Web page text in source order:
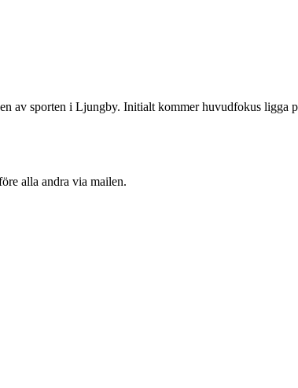
av sporten i Ljungby. Initialt kommer huvudfokus
alla andra via mailen.